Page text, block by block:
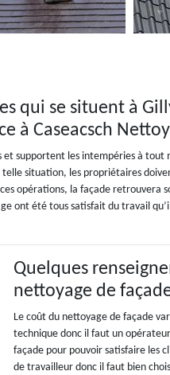
qui se situent à
à Caseacsch
supportent les intempéries à tout
situation, les propriétaires
opérations, la façade retrouvera
ont été tous satisfait du travail
Quelques
nettoyage de
Le coût du nettoyage de façade
technique donc il faut un
façade pour pouvoir satisfaire les
de travailleur donc il faut bien